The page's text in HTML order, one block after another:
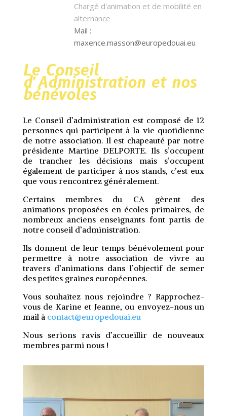
Chargé d'animation et de mobilité en
alternance
Mail :
maxence.masson@europedouai.eu
Le Conseil
d’Administration et nos
bénévoles
Le Conseil d’administration est composé de 12
personnes qui participent à la vie quotidienne
de notre association. Il est chapeauté par notre
présidente Martine DELPORTE. Ils s’occupent
de trancher les décisions mais s’occupent
également de participer à nos stands, c’est eux
que vous rencontrez généralement.
Certains membres du CA gèrent des
animations proposées en écoles primaires, de
nombreux anciens enseignants font partis de
notre conseil d’administration.
Ils donnent de leur temps bénévolement pour
permettre à notre association de vivre au
travers d’animations dans l’objectif de semer
des petites graines européennes.
Vous souhaitez nous rejoindre ? Rapprochez-
vous de Karine et Jeanne, ou envoyez-nous un
mail à contact@europedouai.eu
Nous serions ravis d’accueillir de nouveaux
membres parmi nous !